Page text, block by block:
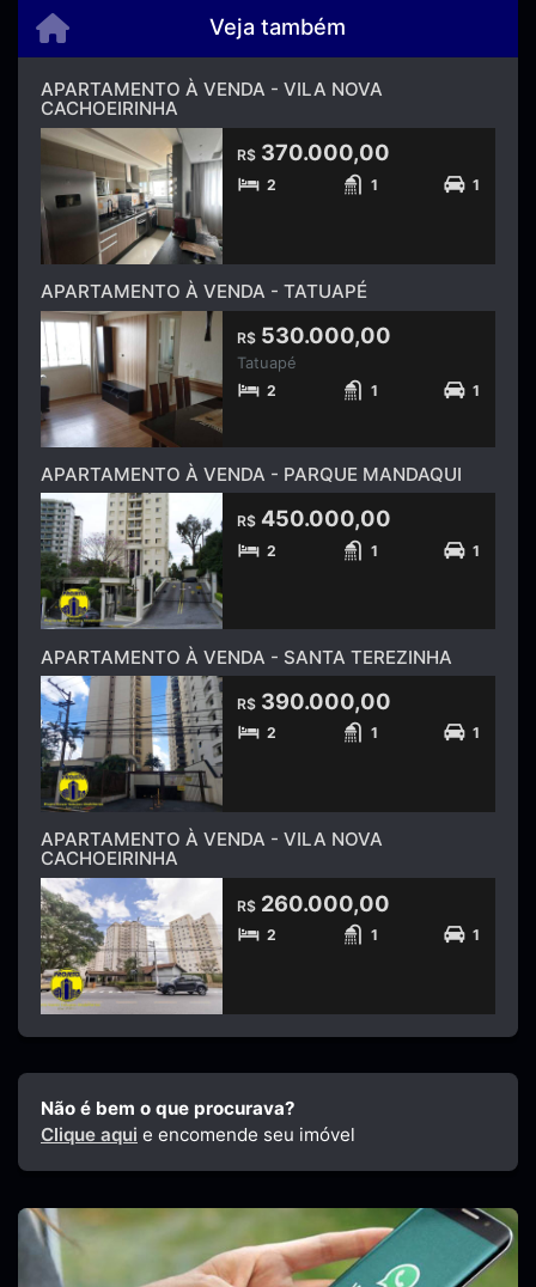
Veja também
APARTAMENTO À VENDA - VILA NOVA
CACHOEIRINHA
R$ 370.000,00
2 1 1
APARTAMENTO À VENDA - TATUAPÉ
R$ 530.000,00
Tatuapé
2 1 1
APARTAMENTO À VENDA - PARQUE MANDAQUI
R$ 450.000,00
2 1 1
APARTAMENTO À VENDA - SANTA TEREZINHA
R$ 390.000,00
2 1 1
APARTAMENTO À VENDA - VILA NOVA
CACHOEIRINHA
R$ 260.000,00
2 1 1
Não é bem o que procurava?
Clique aqui e encomende seu imóvel